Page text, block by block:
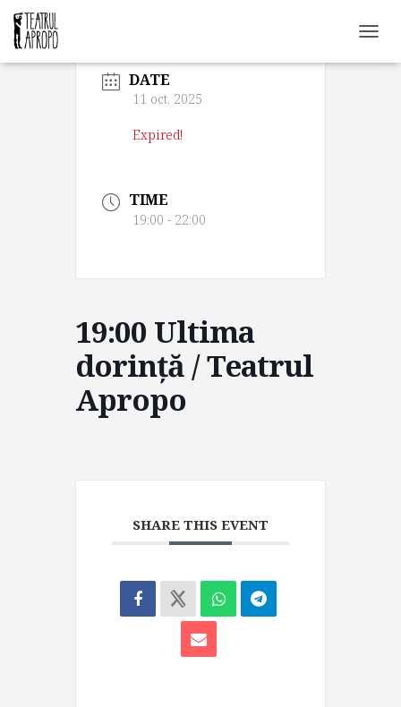
O
DATE
11 oct. 2025
Expired!
TIME
19:00 - 22:00
19:00 Ultima
dorință / Teatrul
Apropo
SHARE THIS EVENT